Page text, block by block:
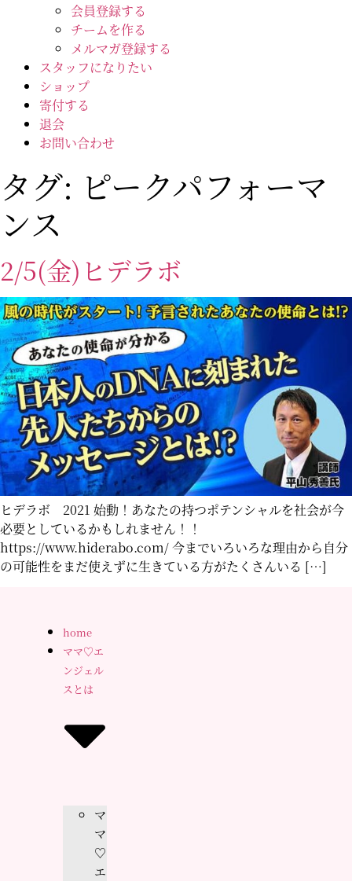
会員登録する
チームを作る
メルマガ登録する
スタッフになりたい
ショップ
寄付する
退会
お問い合わせ
タグ: ピークパフォーマ
ンス
2/5(金)ヒデラボ
ヒデラボ 2021 始動！あなたの持つポテンシャルを社会が今
必要としているかもしれません！！
https://www.hiderabo.com/ 今までいろいろな理由から自分
の可能性をまだ使えずに生きている方がたくさんいる […]
home
ママ♡エ
ンジェル
スとは
マ
マ
♡
エ